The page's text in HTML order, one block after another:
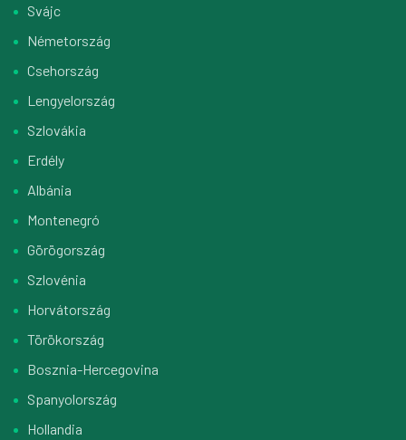
Svájc
Németország
Csehország
Lengyelország
Szlovákia
Erdély
Albánia
Montenegró
Görögország
Szlovénia
Horvátország
Törökország
Bosznia-Hercegovina
Spanyolország
Hollandia